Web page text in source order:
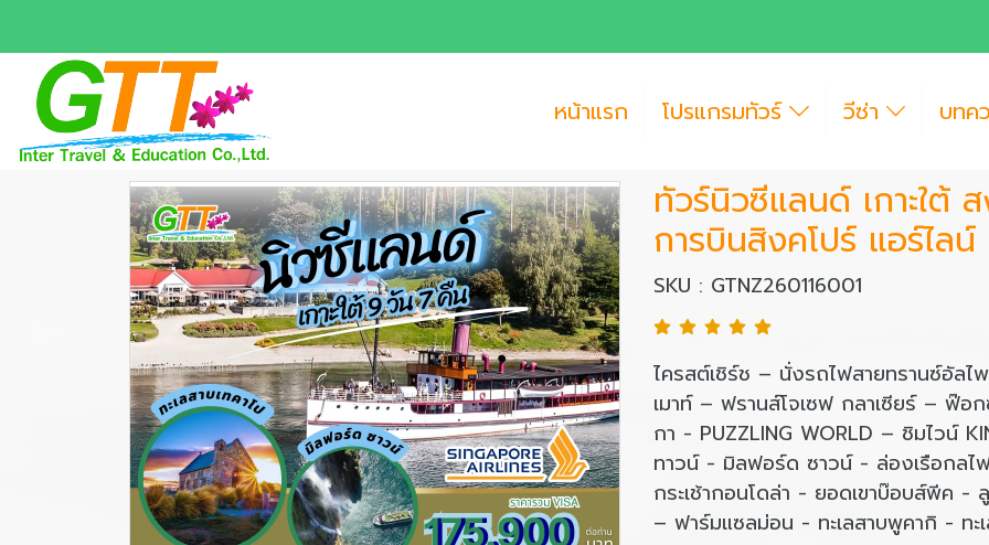
หน้าแรก โปรแกรมทัวร์ วีซ่า บทค
ทัวร์นิวซีแลนด์ เกาะใต้
การบินสิงคโปร์ แอร์ไลน์
SKU : GTNZ260116001
ไครสต์เชิร์ช – นั่งรถไฟสายทรานซ์อัล
เมาท์ – ฟรานส์โจเซฟ กลาเซียร์ – ฟ๊อ
กา - PUZZLING WORLD – ชิมไวน์
ทาวน์ - มิลฟอร์ด ซาวน์ - ล่องเรือกลไ
กระเช้ากอนโดล่า - ยอดเขาบ๊อบส์พีค
– ฟาร์มแซลม่อน - ทะเลสาบพูคากิ - ทะเ